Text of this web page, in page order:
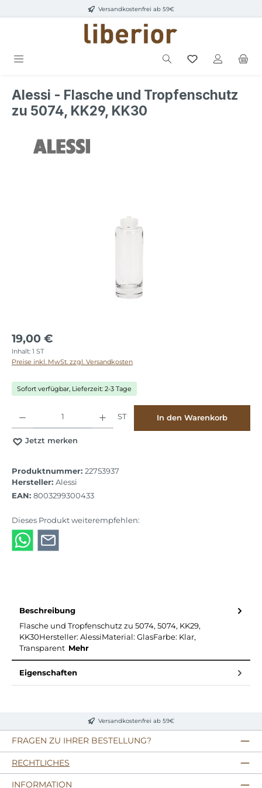
Zum Hauptinhalt springenVersandkostenfrei ab 59€
Alessi - Flasche und Tropfenschutz
zu 5074, KK29, KK30
19,00 €
Inhalt: 1 ST
Preise inkl. MwSt. zzgl. Versandkosten
Sofort verfügbar, Lieferzeit: 2-3 Tage
ST In den Warenkorb
Jetzt merken
Produktnummer: 22753937
Hersteller: Alessi
EAN: 8003299300433
Dieses Produkt weiterempfehlen:
Beschreibung
Flasche und Tropfenschutz zu 5074, 5074, KK29,
KK30Hersteller: AlessiMaterial: GlasFarbe: Klar,
Transparent Mehr
Eigenschaften
Versandkostenfrei ab 59€
FRAGEN ZU IHRER BESTELLUNG?
RECHTLICHES
INFORMATION